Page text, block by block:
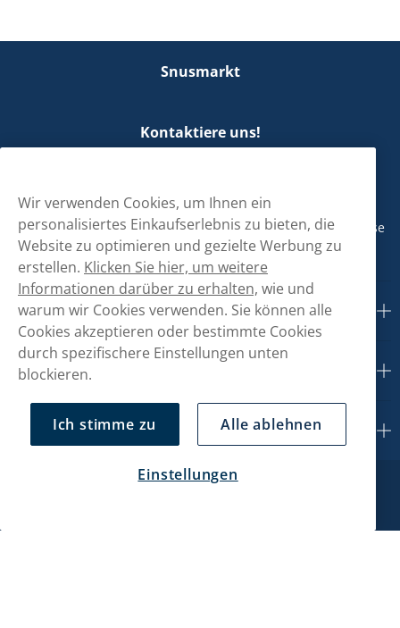
Snusmarkt
Kontaktiere uns!
+410800561053
Mo/Di: 08:30-17 Uhr (Pause 12-13) Mi/Do: 10:30-19 Uhr (Pause
14-15) Fr: 09-17 Uhr (Pause 12-13)
Kundendienst
Mein Konto
Über uns
Wir verwenden Cookies, um Ihnen ein
personalisiertes Einkaufserlebnis zu bieten, die
Website zu optimieren und gezielte Werbung zu
erstellen. Klicken Sie hier, um weitere
Informationen darüber zu erhalten, wie und
warum wir Cookies verwenden. Sie können alle
Cookies akzeptieren oder bestimmte Cookies
durch spezifischere Einstellungen unten
blockieren.
Ich stimme zu Alle ablehnen
Einstellungen